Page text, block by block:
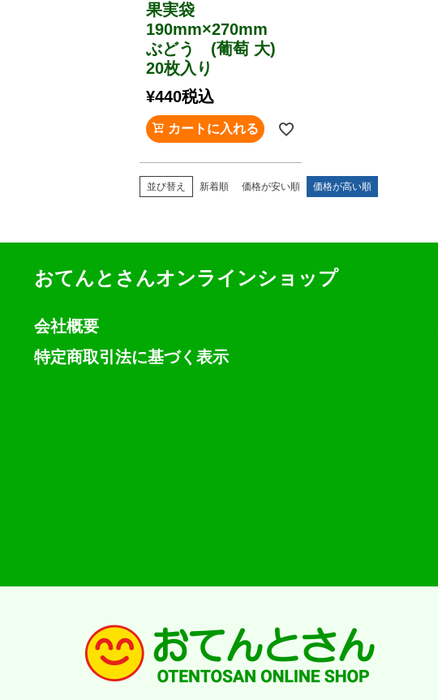
果実袋
190mm×270mm
ぶどう (葡萄 大)
20枚入り
¥440税込
カートに入れる
並び替え 新着順 価格が安い順 価格が高い順
おてんとさんオンラインショップ
会社概要
特定商取引法に基づく表示